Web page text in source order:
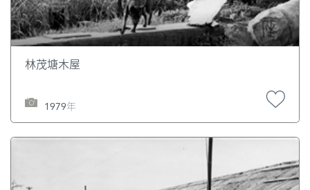
林茂塘木屋
1979年